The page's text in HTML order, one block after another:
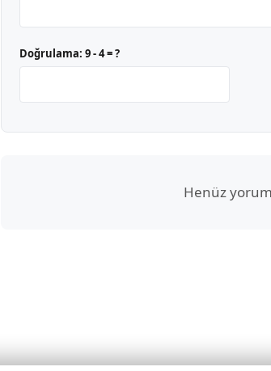
Doğrulama: 9 - 4 = ?
Henüz